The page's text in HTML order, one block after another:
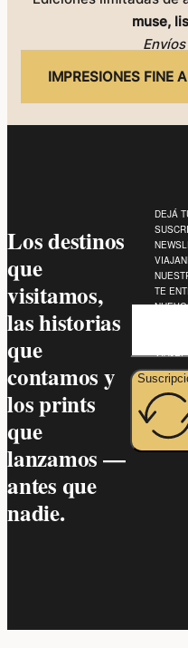
muse,
IMPRESIONES FINE
Los destinos
que
visitamos,
las historias
que
contamos y
los prints
que
lanzamos —
antes que
nadie.
DEJÁ
TE
VIAJE.